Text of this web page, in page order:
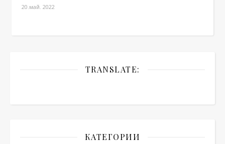
20.май. 2022
TRANSLATE:
КАТЕГОРИИ